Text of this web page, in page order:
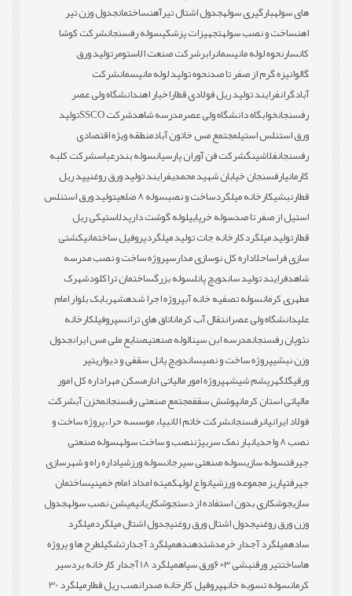
های سولهبارگیری سولهجدول اشتال تیرآهنساختمانجدول وزن تیر
اهنساخت و نصب سولهتجهیزات پزشکیسوله رفسنجانشرکت کوشا
کانسارنحوه لوله مانیسمانرابرشرکت صنعت الاستومرتولید ورق
گالوانیزه گرم از صفر تا صدنحوه تولید لوله مانیسمانشرکت
آبادگرانفرایند تولید ریل فولادی قطاراخبار اهندانشگاه ولی عصر
رفسنجانخوابگاه دانشگاه ولی عصرمدرسه شاهدشرکت SSCO
تولید
ورق استنلس استیلمجتمع مس خاتون آبادمنطقه ویژه اقتصادی
رفسنجانفلاشینگشرکت فن آوران پارسیانسوله بندرعباسشرکت کلبه
کارمانیارفسنجان خیابان شهید محمدیفرایند تولید ورق روغنیپد ریل
قطارنبشیکارخانه میلگردساخت و نصبسوله 8 ضلعی
تولید ورق استنلس
استیل از صفر تا صدسوله خرپاییلوله گوشت دارپدلاستیکی ریل
قطارتولید میلگردکارخانه جات تولید میلگردپروفیل ساختمانیکشتی
سازی فراساحلاداره کل نوسازی مدارسپروژه ساخت و نصب مدرسه
شاهدفرایند تولید ساندویچ پانلسوله بزرگساختمان تراکلودشهرک
مطهری کرمانسوله تصفیه خانه آبپروژه اجرا شدهشهربابک بلوار امام
علیدانشگاه ولی عصرانتقال آب کرماناتاق های ترانسپروفیلکارخانه
نئوپان رفسنجانمدرسه ابن سینالوله صنعتیصنایع ملی مس ایرانجدول
وزن نبشیپروژه ساخت و نصبساندویچ پانل سقفی و دیواریتیر
ورقیگلگهرپشم شیشهپروژه امور مالیاتی انارمسکن مهراداره کل امور
مالیاتی استان کرمانپوشش سقفمجتمع صنعتی رفسنجانمخزن آبشرکت
فولاد ایرانیانرفسنجانشرکت خاتم الانبیاء موسسه حراءپروژه ساخت و
نصب 8 واحدی
انبار نمک سربیژننصب و ساخت سولهسوله صنعتی
جیرفتسوله سازیسوله صنعتی سیرجانسوله ورزشیاداره راه و شهرسازی
جیرفتپاریز مجموعه ورزشیانواع لولهکمیته امداد امام خمینیساختمان
سازیجوشکاری بدون استفاده از دستجوشکاریانیمیشن نصب سولهجدول
وزن ورق روغنیجدول اشتال ورق روغنیجدول اشتال میلگردمیلگرد
سادهمیلگرد آجدار خرمدشتدهندهمیلگرد آجدارتشکیلطرح ها و پروژه
هاساختتیر ورقنبشی 3×6 ورق سیاه
میلگرد 18 آجدار کارخانه بردسیر
کرمانسوله تسویه خانهپروفیل کارخانه صدرانصب ریل قطار
میلگرد 30